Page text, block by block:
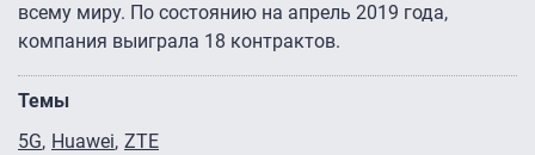
всему миру. По состоянию на апрель 2019 года,
компания выиграла 18 контрактов.
Темы
5G Huawei ZTE